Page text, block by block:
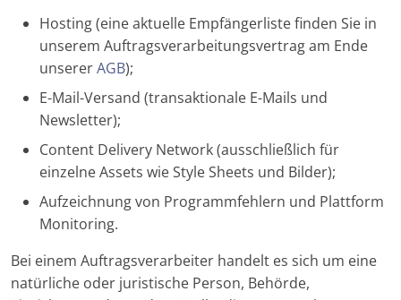
Hosting (eine aktuelle Empfängerliste finden Sie in
unserem Auftragsverarbeitungsvertrag am Ende
unsererAGB);
E-Mail-Versand (transaktionale E-Mails und
Newsletter);
Content Delivery Network (ausschließlich für
einzelne Assets wie Style Sheets und Bilder);
Aufzeichnung von Programmfehlern und Plattform
Monitoring.
Bei einem Auftragsverarbeiter handelt es sich um eine
natürliche oder juristische Person, Behörde,